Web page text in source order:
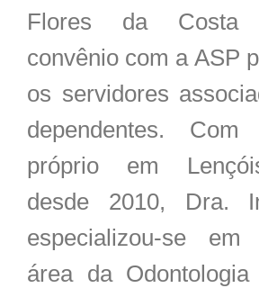
Flores da Costa
convênio com a ASP
os servidores
dependentes. Com
próprio em
desde 2010, Dra.
especializou-se em
área da